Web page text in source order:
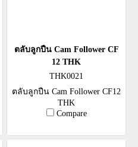
ตลับลูกปืน Cam Follower CF
12 THK
THK0021
ตลับลูกปืน Cam Follower CF12
THK
Compare